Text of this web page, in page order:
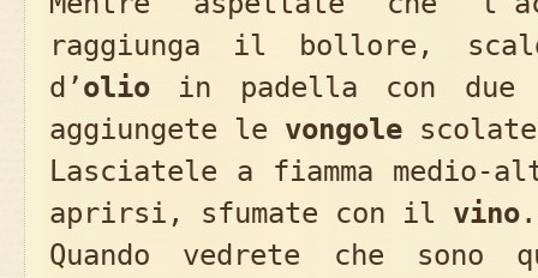
raggiunga il bollore,
d’olio in padella con due
aggiungete le vongole
Lasciatele a fiamma medio-
aprirsi, sfumate con il vino.
Quando vedrete che sono